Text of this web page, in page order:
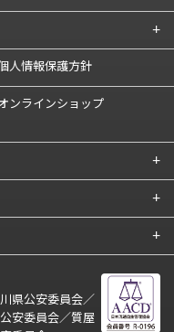
人情報保護方針
ンラインショップ
県公安委員会／
安委員会／質屋